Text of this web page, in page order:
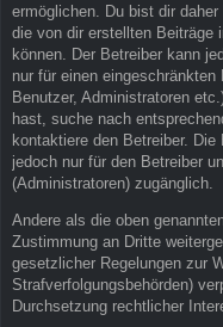
ermöglichen. Du bist dir
die von dir erstellten Beiträge
können. Der Betreiber kann
nur für einen
Benutzer, Administratoren
hast, suche nach
kontaktiere den Betreiber.
jedoch nur für den Betreiber
(Administratoren) zugänglich.
Andere als die oben
Zustimmung an Dritte
gesetzlicher Regelungen zur
Strafverfolgungsbehörden)
Durchsetzung rechtlicher